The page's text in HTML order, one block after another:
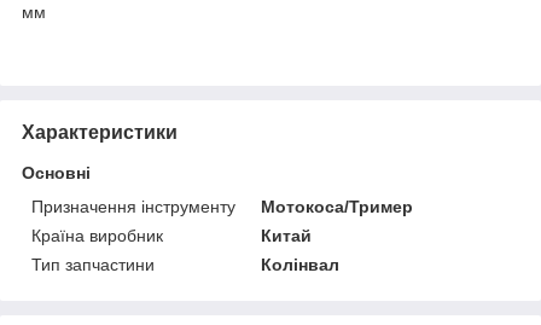
мм
Характеристики
Основні
Призначення інструменту
Мотокоса/Тример
Країна виробник
Китай
Тип запчастини
Колінвал